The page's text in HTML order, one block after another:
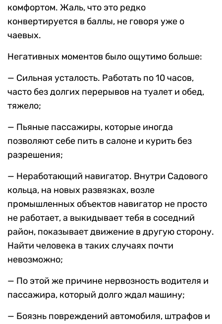
комфортом. Жаль, что это редко
конвертируется в баллы, не говоря уже о
чаевых.
Негативных моментов было ощутимо больше:
— Cильная усталость. Работать по 10 часов,
часто без долгих перерывов на туалет и обед,
тяжело;
— Пьяные пассажиры, которые иногда
позволяют себе пить в салоне и курить без
разрешения;
— Неработающий навигатор. Внутри Садового
кольца, на новых развязках, возле
промышленных объектов навигатор не просто
не работает, а выкидывает тебя в соседний
район, показывает движение в другую сторону.
Найти человека в таких случаях почти
невозможно;
— По этой же причине нервозность водителя и
пассажира, который долго ждал машину;
— Боязнь повреждений автомобиля, штрафов и